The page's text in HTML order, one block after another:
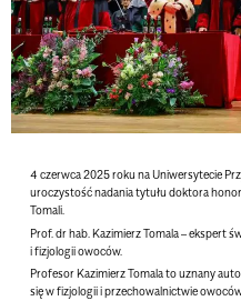
4 czerwca 2025 roku na Uniwersytecie
uroczystość nadania tytułu doktora
Tomali.
Prof. dr hab. Kazimierz Tomala – ekspert
i fizjologii owoców.
Profesor Kazimierz Tomala to uznany
się w fizjologii i przechowalnictwie